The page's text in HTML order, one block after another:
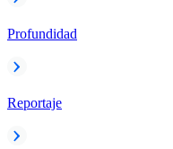
Profundidad
Reportaje